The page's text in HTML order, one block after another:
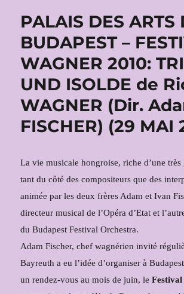
PALAIS DES ARTS
BUDAPEST –
WAGNER 2010:
UND ISOLDE de
WAGNER (Dir.
FISCHER) (29 MAI
La vie musicale hongroise, riche d’une
tant du côté des compositeurs que des
animée par les deux frères Adam et Ivan
directeur musical de l’Opéra d’Etat et
du Budapest Festival Orchestra.
Adam Fischer, chef wagnérien invité
Bayreuth a eu l’idée d’organiser à
un rendez-vous au mois de juin, le